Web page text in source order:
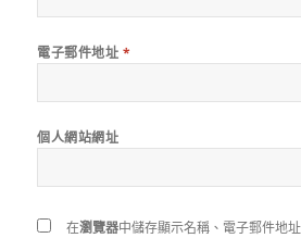
電子郵件地址 *
個人網站網址
在瀏覽器中儲存顯示名稱、電子郵件地